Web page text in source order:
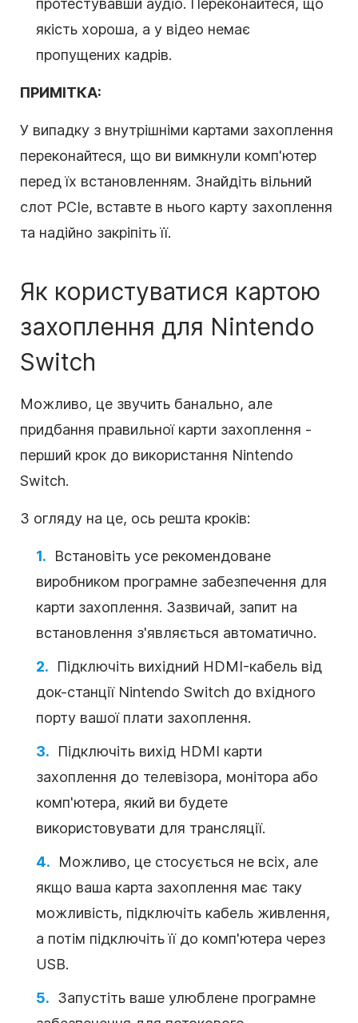
протестувавши аудіо. Переконайтеся, що
якість хороша, а у відео немає
пропущених кадрів.
ПРИМІТКА:
У випадку з внутрішніми картами захоплення
переконайтеся, що ви вимкнули комп'ютер
перед їх встановленням. Знайдіть вільний
слот PCIe, вставте в нього карту захоплення
та надійно закріпіть її.
Як користуватися картою
захоплення для Nintendo
Switch
Можливо, це звучить банально, але
придбання правильної карти захоплення -
перший крок до використання Nintendo
Switch.
З огляду на це, ось решта кроків:
Встановіть усе рекомендоване
виробником програмне забезпечення для
карти захоплення. Зазвичай, запит на
встановлення з'являється автоматично.
Підключіть вихідний HDMI-кабель від
док-станції Nintendo Switch до вхідного
порту вашої плати захоплення.
Підключіть вихід HDMI карти
захоплення до телевізора, монітора або
комп'ютера, який ви будете
використовувати для трансляції.
Можливо, це стосується не всіх, але
якщо ваша карта захоплення має таку
можливість, підключіть кабель живлення,
а потім підключіть її до комп'ютера через
USB.
Запустіть ваше улюблене програмне